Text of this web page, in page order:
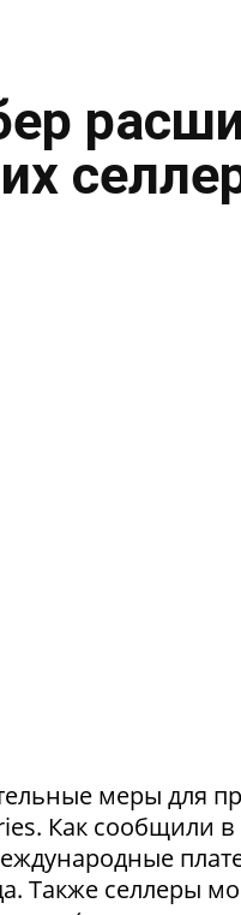
меры для
Как сообщили в
Также селлеры